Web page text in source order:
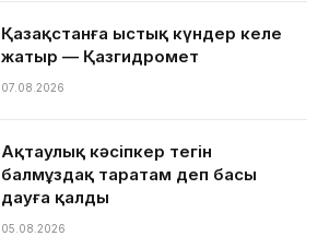
Қазақстанға ыстық күндер келе
жатыр — Қазгидромет
07.08.2026
Ақтаулық кәсіпкер тегін
балмұздақ таратам деп басы
дауға қалды
05.08.2026